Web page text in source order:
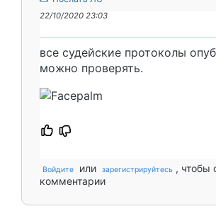
22/10/2020 23:03
все судейские протоколы
можно проверять.
Войдите или зарегистрируйтесь , чтобы
комментарии